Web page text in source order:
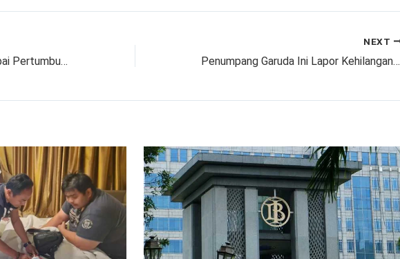
Kepastian Hukum Kunci Capai Pertumbuhan Ekonomi 8 Persen
NEXT
Penumpang Garuda Ini Lapor Kehilangan Iphone, Semua Kru Dibebastugaskan